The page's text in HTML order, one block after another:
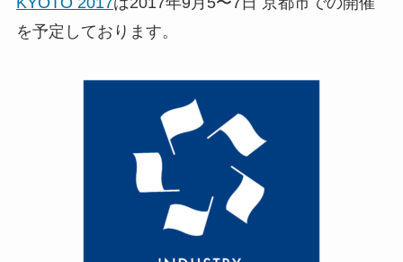
を予定しております。